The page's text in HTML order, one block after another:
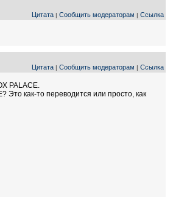
Цитата | Сообщить модераторам | Ссылка
Цитата | Сообщить модераторам | Ссылка
PALACE.
Это как-то переводится или просто, как